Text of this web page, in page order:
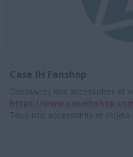
Case IH Fanshop
Découvrez nos accessoires et
Tous nos accessoires et